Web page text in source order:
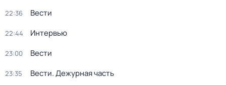
22:36 Вести
22:44 Интервью
23:00 Вести
23:35 Вести. Дежурная часть